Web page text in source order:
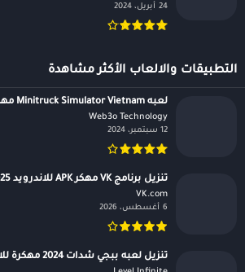
24 أبريل، 2024
التطبيقات والالعاب الأكثر مشاهدة
لعبه Minitruck Simulator Vietnam مهكرة للاندرويد APK 2025
Web3o Technology‏
12 سبتمبر، 2024
تنزيل برنامج VK مهكر APK للاندرويد 2025 للاندرويد
VK.com‏
6 أغسطس، 2026
تنزيل لعبه ببجي شدات 2024 مهكرة للاندرويد APK 2025